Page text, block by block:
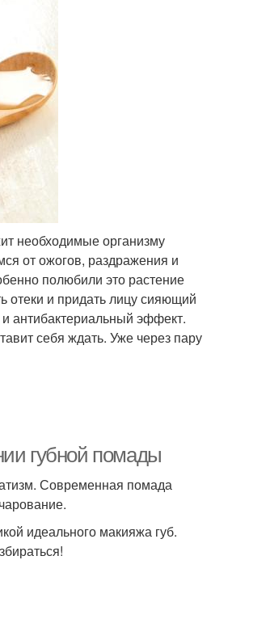
необходимые организму
от ожогов, раздражения и
полюбили это растение
отеки и придать лицу сияющий
антибактериальный эффект.
себя ждать. Уже через пару
губной помады
Современная помада
идеального макияжа губ.